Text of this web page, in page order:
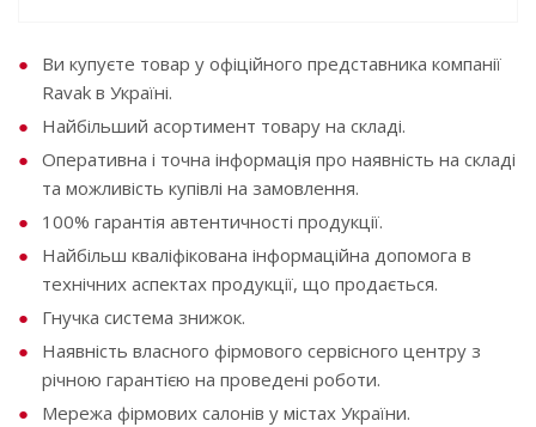
Ви купуєте товар у офіційного представника компанії
Ravak в Україні.
Найбільший асортимент товару на складі.
Оперативна і точна інформація про наявність на складі
та можливість купівлі на замовлення.
100% гарантія автентичності продукції.
Найбільш кваліфікована інформаційна допомога в
технічних аспектах продукції, що продається.
Гнучка система знижок.
Наявність власного фірмового сервісного центру з
річною гарантією на проведені роботи.
Мережа фірмових салонів у містах України.